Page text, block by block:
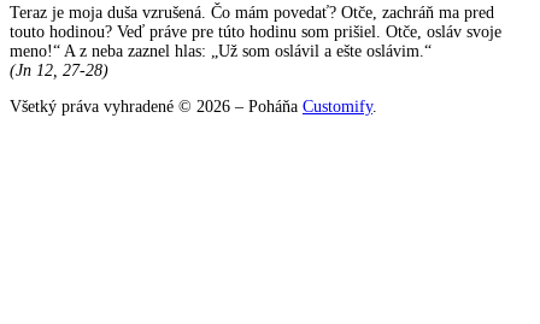
Teraz je moja duša vzrušená. Čo mám povedať? Otče, zachráň ma pred
touto hodinou? Veď práve pre túto hodinu som prišiel. Otče, osláv svoje
meno!“ A z neba zaznel hlas: „Už som oslávil a ešte oslávim.“
(Jn 12, 27-28)
Všetký práva vyhradené © 2026 – Poháňa Customify.